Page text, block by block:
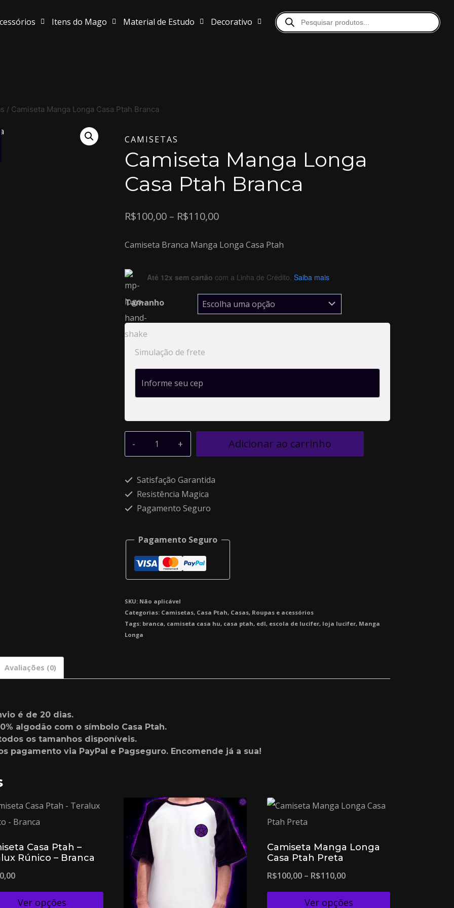
Itens do Mago Material de Estudo Decorativo
/ Camiseta Manga Longa Casa Ptah Branca
CAMISETAS
Camiseta Manga Longa
Casa Ptah Branca
R$100,00 – R$110,00
Camiseta Branca Manga Longa Casa Ptah
Até 12x sem cartão com a Linha de Crédito. Saiba mais
Tamanho
Simulação de frete
Adicionar ao carrinho
Satisfação Garantida
Resistência Magica
Pagamento Seguro
Pagamento Seguro
SKU: Não aplicável
Categorias: Camisetas, Casa Ptah, Casas, Roupas e acessórios
Tags: branca, camiseta casa hu, casa ptah, edl, escola de lucifer, loja lucifer, Manga
Longa
Avaliações (0)
é de 20 dias.
algodão com o símbolo Casa Ptah.
os tamanhos disponíveis.
pagamento via PayPal e Pagseguro. Encomende já a sua!
Casa Ptah –
Rúnico – Branca
Ver opções
Camiseta Manga Longa
Casa Ptah Preta
R$100,00 – R$110,00
Ver opções